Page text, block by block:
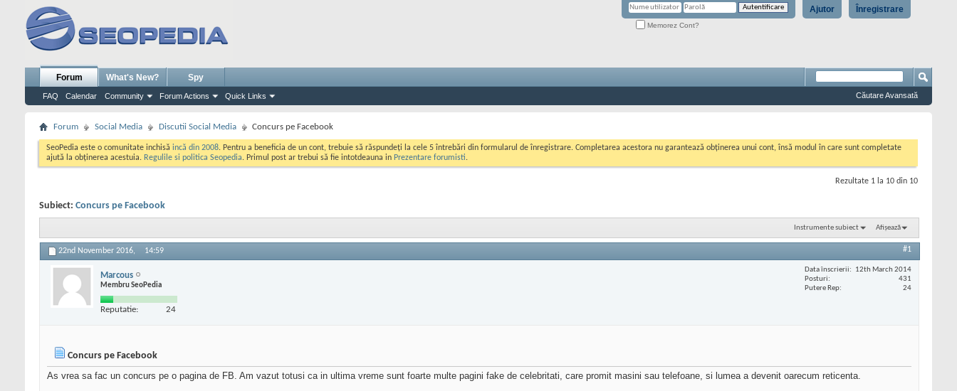
Înregistrare
Ajutor
Memorez Cont?
Forum
FAQ Calendar Community Forum Actions Quick Links
What's New? Spy
Căutare Avansată
Forum Social Media Discutii Social Media Concurs pe Facebook
SeoPedia este o comunitate inchisă incă din 2008. Pentru a beneficia de un cont, trebuie să răspundeți la cele 5 întrebări din formularul de înregistrare. Completarea acestora nu garantează obținerea unui cont, însă modul în care sunt completate
ajută la obținerea acestuia. Regulile si politica Seopedia. Primul post ar trebui să fie intotdeauna in Prezentare forumisti.
Rezultate 1 la 10 din 10
Subiect: Concurs pe Facebook
Instrumente subiect Afișează
22nd November 2016, 14:59 #1
Marcous
Membru SeoPedia
Reputatie: 24
Data înscrierii
12th March 2014
Posturi
431
Putere Rep
24
Concurs pe Facebook
As vrea sa fac un concurs pe o pagina de FB. Am vazut totusi ca in ultima vreme sunt foarte multe pagini fake de celebritati, care promit masini sau telefoane, si lumea a devenit oarecum reticenta.